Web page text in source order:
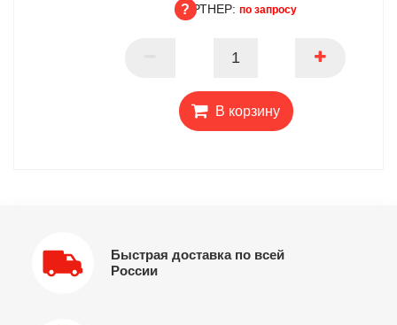
ПАРТНЕР: по запросу
В корзину
Быстрая доставка по всей
России